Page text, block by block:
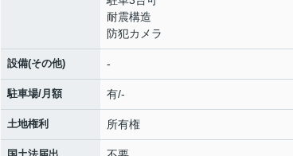
耐震構造
防犯カメラ
設備(その他) -
駐車場/月額 有/-
土地権利 所有権